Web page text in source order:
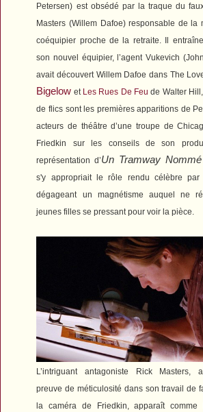
Petersen) est obsédé par la traque du
Masters (Willem Dafoe) responsable de la
coéquipier proche de la retraite. Il
son nouvel équipier, l’agent Vukevich
avait découvert Willem Dafoe dans The
Bigelow et Les Rues De Feu de Walter
de flics sont les premières apparitions de
acteurs de théâtre d’une troupe de
Friedkin sur les conseils de son
représentation d’Un Tramway
s'y appropriait le rôle rendu célèbre par
dégageant un magnétisme auquel ne
jeunes filles se pressant pour voir la pièce.
L’intriguant antagoniste Rick Masters,
preuve de méticulosité dans son travail de
la caméra de Friedkin, apparaît comme